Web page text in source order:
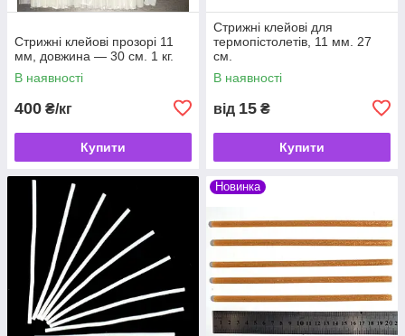
Стрижні клейові прозорі 11
мм, довжина — 30 см. 1 кг.
В наявності
400 ₴/кг
Купити
Стрижні клейові для
термопістолетів, 11 мм. 27
см.
В наявності
від 15 ₴
Купити
Новинка